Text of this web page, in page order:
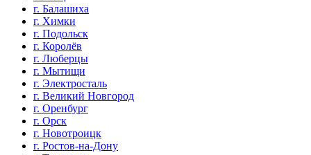
г. Балашиха
г. Химки
г. Подольск
г. Королёв
г. Люберцы
г. Мытищи
г. Электросталь
г. Великий Новгород
г. Оренбург
г. Орск
г. Новотроицк
г. Ростов-на-Дону